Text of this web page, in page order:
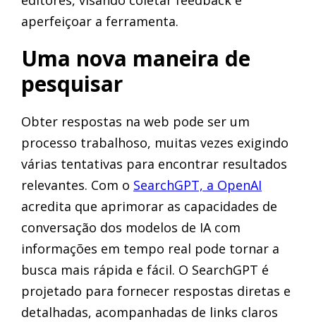
aperfeiçoar a ferramenta.
Uma nova maneira de
pesquisar
Obter respostas na web pode ser um
processo trabalhoso, muitas vezes exigindo
várias tentativas para encontrar resultados
relevantes. Com o SearchGPT, a OpenAI
acredita que aprimorar as capacidades de
conversação dos modelos de IA com
informações em tempo real pode tornar a
busca mais rápida e fácil. O SearchGPT é
projetado para fornecer respostas diretas e
detalhadas, acompanhadas de links claros